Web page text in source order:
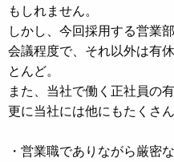
もしれません。
しかし、今回採用する営業
会議程度で、それ以外は有
とんど。
また、当社で働く正社員の
更に当社には他にもたくさ
・営業職でありながら厳密